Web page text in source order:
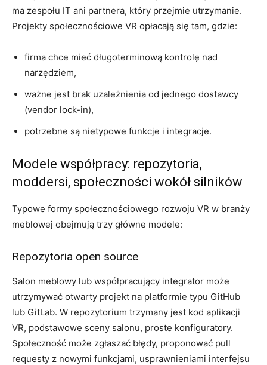
ma zespołu IT ani partnera, który przejmie utrzymanie.
Projekty społecznościowe VR opłacają się tam, gdzie:
firma chce mieć długoterminową kontrolę nad
narzędziem,
ważne jest brak uzależnienia od jednego dostawcy
(vendor lock-in),
potrzebne są nietypowe funkcje i integracje.
Modele współpracy: repozytoria,
moddersi, społeczności wokół silników
Typowe formy społecznościowego rozwoju VR w branży
meblowej obejmują trzy główne modele:
Repozytoria open source
Salon meblowy lub współpracujący integrator może
utrzymywać otwarty projekt na platformie typu GitHub
lub GitLab. W repozytorium trzymany jest kod aplikacji
VR, podstawowe sceny salonu, proste konfiguratory.
Społeczność może zgłaszać błędy, proponować pull
requesty z nowymi funkcjami, usprawnieniami interfejsu